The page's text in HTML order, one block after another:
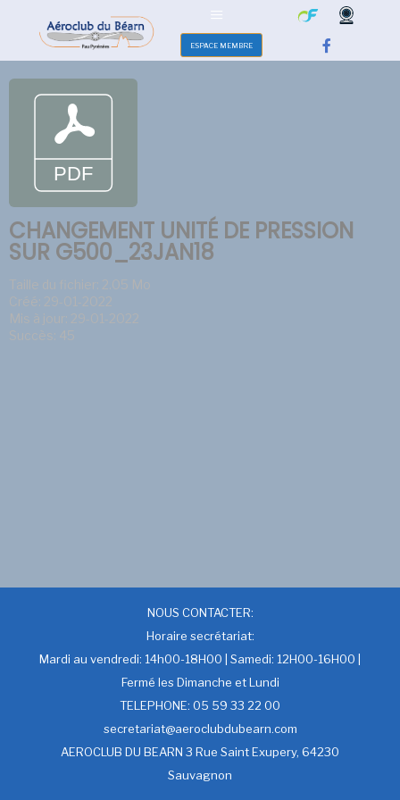
ESPACE MEMBRE
CHANGEMENT UNITÉ DE PRESSION
SUR G500_23JAN18
Taille du fichier: 2.05 Mo
Créé: 29-01-2022
Mis à jour: 29-01-2022
Succès: 45
NOUS CONTACTER:
Horaire secrétariat:
Mardi au vendredi: 14h00-18H00 | Samedi: 12H00-16H00 |
Fermé les Dimanche et Lundi
TELEPHONE: 05 59 33 22 00
secretariat@aeroclubdubearn.com
AEROCLUB DU BEARN 3 Rue Saint Exupery, 64230
Sauvagnon